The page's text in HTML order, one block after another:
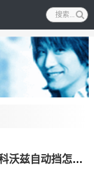
雪佛兰科沃兹自动挡多少钱(雪佛兰科沃兹自动挡怎么样值得买吗)